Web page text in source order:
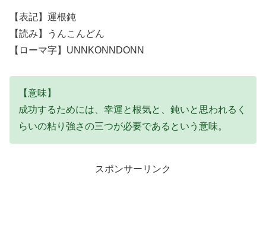
【表記】運根鈍
【読み】うんこんどん
【ローマ字】UNNKONNDONN
【意味】
成功するためには、幸運と根気と、鈍いと思われるく
らいの粘り強さの三つが必要であるという意味。
スポンサーリンク